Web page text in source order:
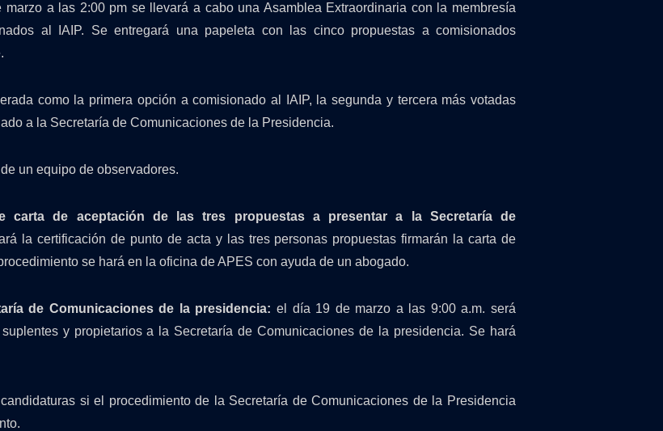
a las 2:00 pm se llevará a cabo una Asamblea Extraordinaria con la membresía
al IAIP. Se entregará una papeleta con las cinco propuestas a comisionados
como la primera opción a comisionado al IAIP, la segunda y tercera más votadas
a la Secretaría de Comunicaciones de la Presidencia.
un equipo de observadores.
de aceptación de las tres propuestas a presentar a la Secretaría de
la certificación de punto de acta y las tres personas propuestas firmarán la carta de
se hará en la oficina de APES con ayuda de un abogado.
de Comunicaciones de la presidencia:el día 19 de marzo a las 9:00 a.m. será
y propietarios a la Secretaría de Comunicaciones de la presidencia. Se hará
si el procedimiento de la Secretaría de Comunicaciones de la Presidencia